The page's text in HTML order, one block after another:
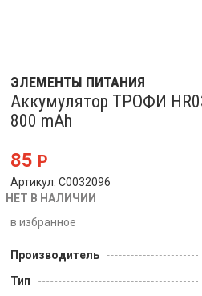
ЭЛЕМЕНТЫ ПИТАНИЯ
Аккумулятор ТРОФИ
800 mAh
85 Р
Артикул: C0032096
НЕТ В НАЛИЧИИ
в избранное
Производитель
Тип